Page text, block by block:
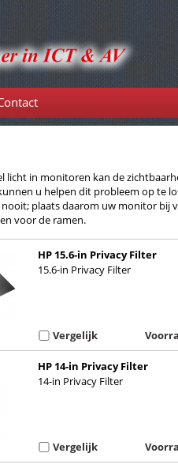
licht in monitoren kan de
u helpen dit probleem op te
plaats daarom uw monitor bij
voor de ramen.
15.6-in Privacy Filter
HP 15.6-in Privacy Filter
Vergelijk
14-in Privacy Filter
HP 14-in Privacy Filter
Vergelijk